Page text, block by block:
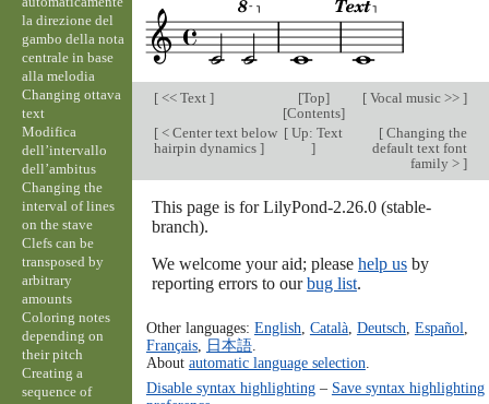
[<< Text ] [Top]
[Contents]
[Vocal music >> ]
[< Center text below
hairpin dynamics ]
[ Up: Text
]
[Changing the
default text font
family > ]
This page is for LilyPond-2.26.0 (stable-
branch).
We welcome your aid; please help usby
reporting errors to ourbug list.
Other languages: English Català, Deutsch Español
Français, 日本語.
About automatic language selection
Disable syntax highlighting– Save syntax highlighting
la direzione del
gambo della nota
centrale in base
alla melodia
Changing ottava
text
Modifica
dell’intervallo
dell’ambitus
Changing the
interval of lines
on the stave
Clefs can be
transposed by
arbitrary
amounts
Coloring notes
depending on
their pitch
Creating a
sequence of